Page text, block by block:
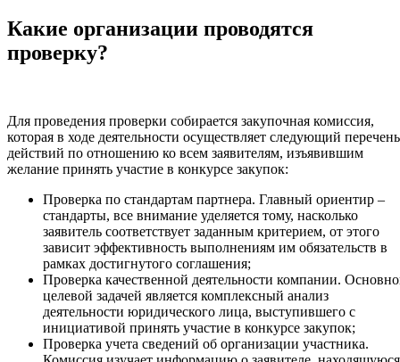
Какие организации проводятся
проверку?
Для проведения проверки собирается закупочная комиссия,
которая в ходе деятельности осуществляет следующий перечень
действий по отношению ко всем заявителям, изъявившим
желание принять участие в конкурсе закупок:
Проверка по стандартам партнера. Главный ориентир –
стандарты, все внимание уделяется тому, насколько
заявитель соответствует заданным критерием, от этого
зависит эффективность выполнениям им обязательств в
рамках достигнутого соглашения;
Проверка качественной деятельности компании.
целевой задачей является комплексный анализ
деятельности юридического лица, выступившего с
инициативой принять участие в конкурсе закупок;
Проверка учета сведений об организации участника.